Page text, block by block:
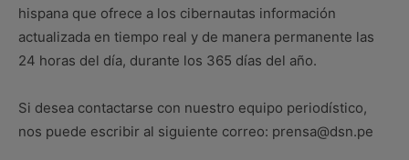
hispana que ofrece a los cibernautas información
actualizada en tiempo real y de manera permanente las
24 horas del día, durante los 365 días del año.
Si desea contactarse con nuestro equipo periodístico,
nos puede escribir al siguiente correo: prensa@dsn.pe